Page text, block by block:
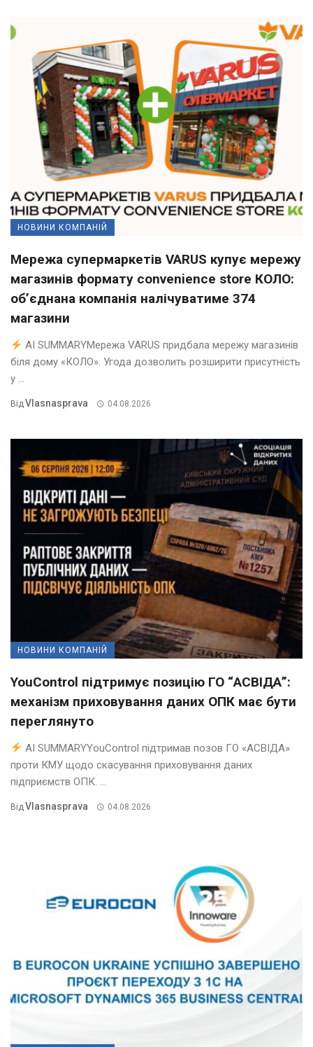
НОВИНИ КОМПАНІЙ
Мережа супермаркетів VARUS купує мережу
магазинів формату convenience store КОЛО:
об’єднана компанія налічуватиме 374
магазини
AI SUMMARYМережа VARUS придбала мережу магазинів
біля дому «КОЛО». Угода дозволить розширити присутність
у ...
ВідVlasnasprava 04.08.2026
НОВИНИ КОМПАНІЙ
YouControl підтримує позицію ГО “АСВІДА”:
механізм приховування даних ОПК має бути
переглянуто
AI SUMMARYYouControl підтримав позов ГО «АСВІДА»
проти КМУ щодо скасування приховування даних
підприємств ОПК. ...
Від Vlasnasprava 04.08.2026